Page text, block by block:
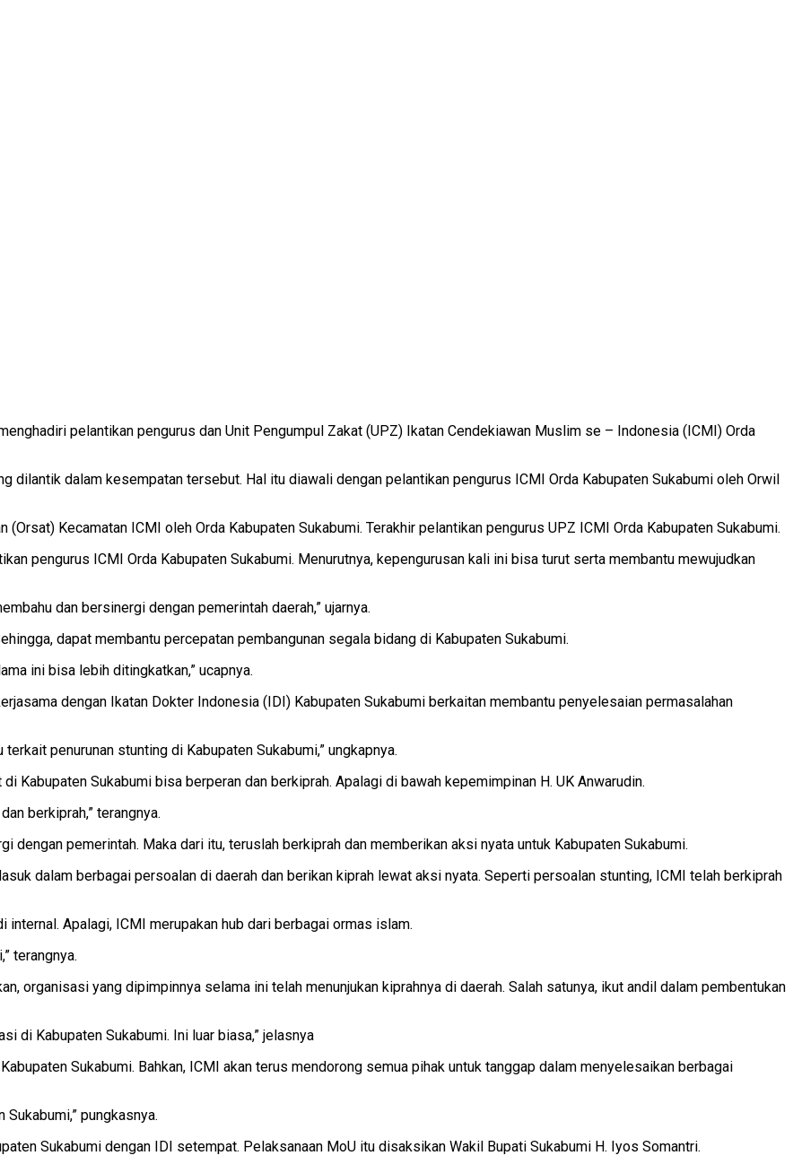
pelantikan pengurus dan Unit Pengumpul Zakat (UPZ) Ikatan Cendekiawan Muslim se – Indonesia (ICMI) Orda
dilantik dalam kesempatan tersebut. Hal itu diawali dengan pelantikan pengurus ICMI Orda Kabupaten Sukabumi oleh Orwil
Kecamatan ICMI oleh Orda Kabupaten Sukabumi. Terakhir pelantikan pengurus UPZ ICMI Orda Kabupaten Sukabumi.
pengurus ICMI Orda Kabupaten Sukabumi. Menurutnya, kepengurusan kali ini bisa turut serta membantu mewujudkan
dan bersinergi dengan pemerintah daerah,” ujarnya.
dapat membantu percepatan pembangunan segala bidang di Kabupaten Sukabumi.
ini bisa lebih ditingkatkan,” ucapnya.
dengan Ikatan Dokter Indonesia (IDI) Kabupaten Sukabumi berkaitan membantu penyelesaian permasalahan
penurunan stunting di Kabupaten Sukabumi,” ungkapnya.
Kabupaten Sukabumi bisa berperan dan berkiprah. Apalagi di bawah kepemimpinan H. UK Anwarudin.
berkiprah,” terangnya.
pemerintah. Maka dari itu, teruslah berkiprah dan memberikan aksi nyata untuk Kabupaten Sukabumi.
dalam berbagai persoalan di daerah dan berikan kiprah lewat aksi nyata. Seperti persoalan stunting, ICMI telah berkiprah
Apalagi, ICMI merupakan hub dari berbagai ormas islam.
terangnya.
organisasi yang dipimpinnya selama ini telah menunjukan kiprahnya di daerah. Salah satunya, ikut andil dalam pembentukan
di Kabupaten Sukabumi. Ini luar biasa,” jelasnya
Sukabumi. Bahkan, ICMI akan terus mendorong semua pihak untuk tanggap dalam menyelesaikan berbagai
pungkasnya.
Sukabumi dengan IDI setempat. Pelaksanaan MoU itu disaksikan Wakil Bupati Sukabumi H. Iyos Somantri.